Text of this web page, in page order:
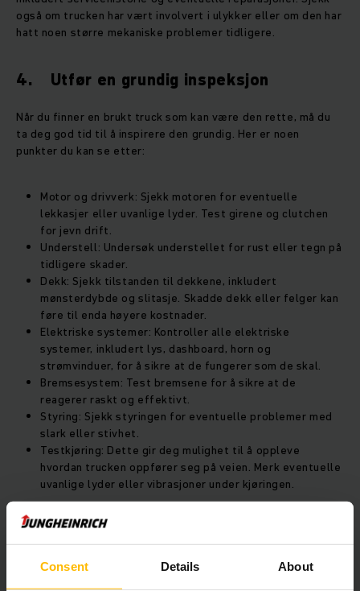
Consent Details About
også om trucken har vært involvert i ulykker eller om den har
hatt noen større mekaniske problemer tidligere.
4. Utfør en grundig inspeksjon
Når du finner en brukt truck som kan være den rette, må du
ta deg god tid til å inspirere den grundig. Her er noen
punkter du kan se etter:
Motor og drivverk: Sjekk motoren for eventuelle
lekkasjer eller uvanlige lyder. Test girene og clutchen
for jevn drift.
Understell: Undersøk understellet for rust eller tegn på
tidligere skader.
Dekk: Sjekk tilstanden til dekkene, inkludert
mønsterdybde og slitasje. Skadde dekk eller felger kan
føre til enda høyere kostnader.
Elektriske systemer: Kontroller alle elektriske
systemer, inkludert lys, dashboard, horn og
strømvinduer, for å sikre at de fungerer som de skal.
Bremsesystem: Test bremsene for å sikre at de
reagerer raskt og effektivt.
Styring: Sjekk styringen for eventuelle problemer med
slark eller stivhet.
Testkjøring: Dette gir deg mulighet til å oppleve
hvordan trucken oppfører seg på veien. Merk eventuelle
uvanlige lyder eller vibrasjoner under kjøringen.
Hvis du ikke har lang erfaring med trucker, kan det være lurt
å ta med en som kan bistå. Enten om det er en erfaren
truckfører eller en mekaniker. Disse kan ofte identifisere